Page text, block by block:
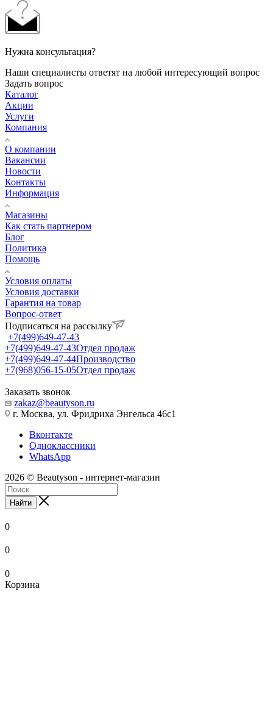
Нужна консультация?
Наши специалисты ответят на любой интересующий вопрос
Задать вопрос
Каталог
Акции
Услуги
Компания
О компании
Вакансии
Новости
Контакты
Информация
Магазины
Как стать партнером
Блог
Политика
Помощь
Условия оплаты
Условия доставки
Гарантия на товар
Вопрос-ответ
Подписаться на рассылку
+7(499)649-47-43
+7(499)649-47-43Отдел продаж
+7(499)649-47-44Производство
+7(968)056-15-05Отдел продаж
Заказать звонок
zakaz@beautyson.ru
г. Москва, ул. Фридриха Энгельса 46с1
Вконтакте
Одноклассники
WhatsApp
2026 © Beautyson - интернет-магазин
Найти
0
0
0
Корзина